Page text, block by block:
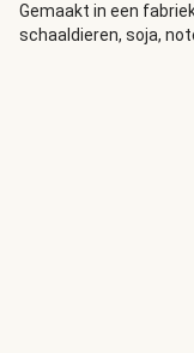
Gemaakt in een
schaaldieren, soja,